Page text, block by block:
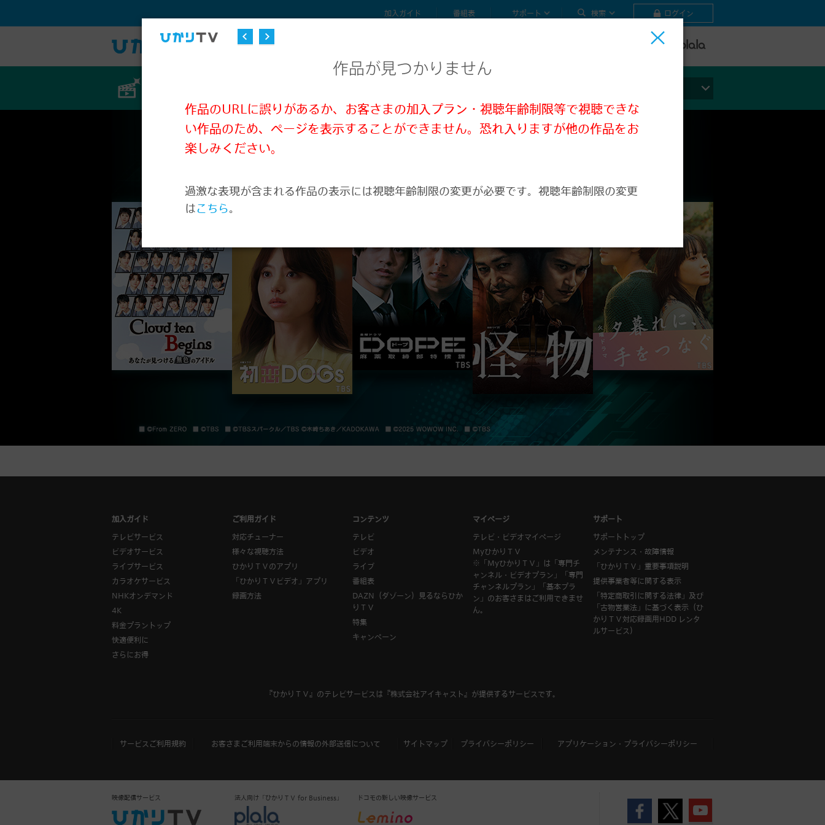
検索
加入ガイド 番組表 サポート ログイン
ライブ
作品が見つかりません
作品のURLに誤りがあるか、お客さまの加入プラン・視聴年齢制限等で視聴できな
い作品のため、ページを表示することができません。恐れ入りますが他の作品をお
楽しみください。
過激な表現が含まれる作品の表示には視聴年齢制限の変更が必要です。視聴年齢制限の変更
はこちら。
加入ガイド
テレビサービス
ビデオサービス
ライブサービス
カラオケサービス
NHKオンデマンド
4K
料金プラントップ
快適便利に
さらにお得
ご利用ガイド
対応チューナー
様々な視聴方法
ひかりＴＶのアプリ
「ひかりＴＶビデオ」アプリ
録画方法
コンテンツ
テレビ
ビデオ
ライブ
番組表
DAZN（ダゾーン）見るならひか
りＴＶ
特集
キャンペーン
マイページ
テレビ・ビデオマイページ
MyひかりＴＶ
※「MyひかりＴＶ」は「専門チ
ャンネル・ビデオプラン」「専門
チャンネルプラン」「基本プラ
ン」のお客さまはご利用できませ
ん。
サポート
サポートトップ
メンテナンス・故障情報
「ひかりＴＶ」重要事項説明
提供事業者等に関する表示
「特定商取引に関する法律」及び
「古物営業法」に基づく表示（ひ
かりＴＶ対応録画用HDD レンタ
ルサービス）
『ひかりＴＶ』のテレビサービスは 『株式会社アイキャスト』 が提供するサービスです。
サービスご利用規約 お客さまご利用端末からの情報の外部送信について サイトマップ プライバシーポリシー アプリケーション・プライバシーポリシー
映像配信サービス 法人向け「ひかりＴＶ for Business」 ドコモの新しい映像サービス